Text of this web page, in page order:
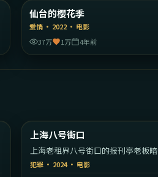
精选
仙台的樱花季
爱情· 2022· 电影
37万
1万 4年前
热门
上海八号街口
上海老租界八号街口的报刊亭老板
案。
犯罪· 2024· 电影